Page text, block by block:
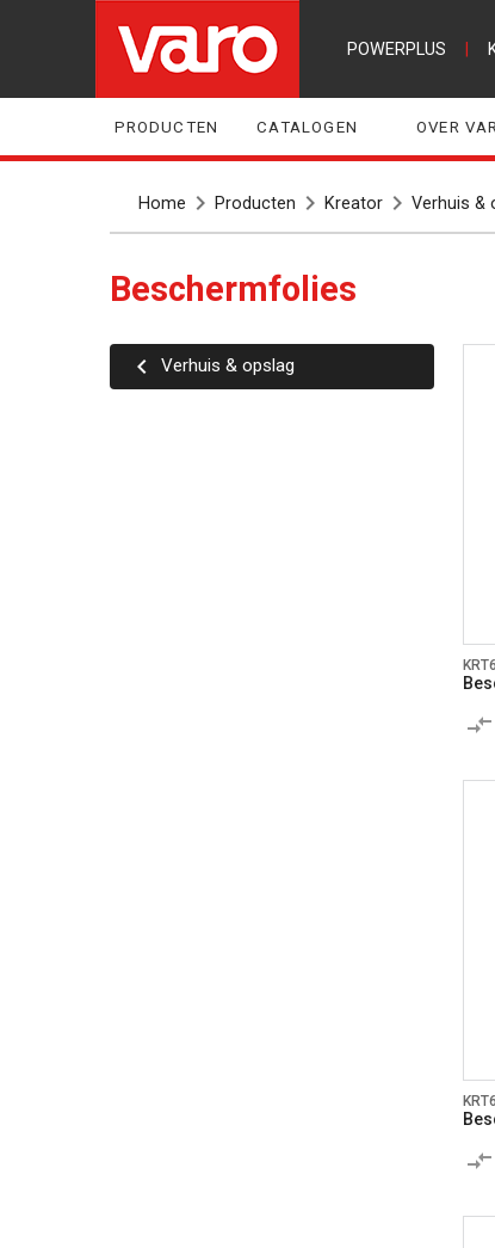
POWERPLUS
PRODUCTEN CATALOGEN OVER
Home Producten Kreator Verhuis &
Beschermfolies
Verhuis & opslag